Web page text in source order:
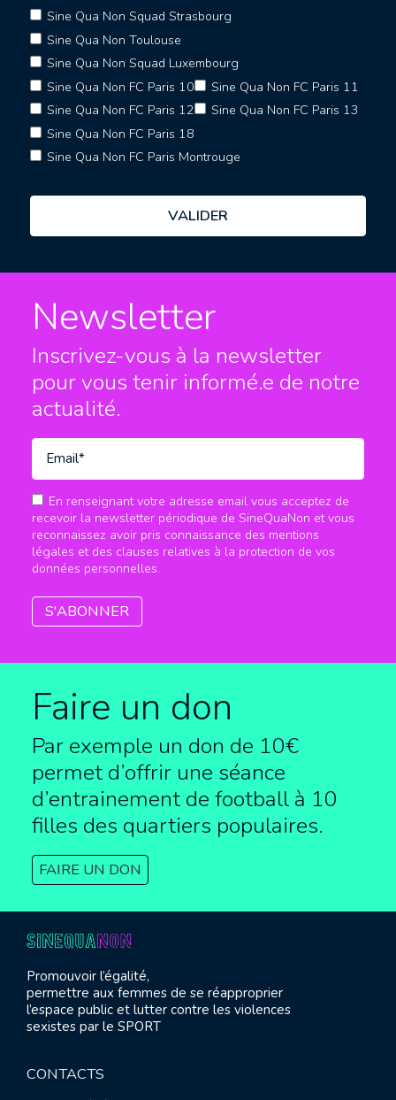
Sine Qua Non Squad Strasbourg
Sine Qua Non Toulouse
Sine Qua Non Squad Luxembourg
Sine Qua Non FC Paris 10
Sine Qua Non FC Paris 11
Sine Qua Non FC Paris 12
Sine Qua Non FC Paris 13
Sine Qua Non FC Paris 18
Sine Qua Non FC Paris Montrouge
Newsletter
Inscrivez-vous à la newsletter
pour vous tenir informé.e de notre
actualité.
En renseignant votre adresse email vous acceptez de
recevoir la newsletter périodique de SineQuaNon et vous
reconnaissez avoir pris connaissance des mentions
légales et des clauses relatives à la protection de vos
données personnelles.
Faire un don
Par exemple un don de 10€
permet d’offrir une séance
d’entrainement de football à 10
filles des quartiers populaires.
FAIRE UN DON
Promouvoir l’égalité,
permettre aux femmes de se réapproprier
l’espace public et lutter contre les violences
sexistes par le SPORT
CONTACTS